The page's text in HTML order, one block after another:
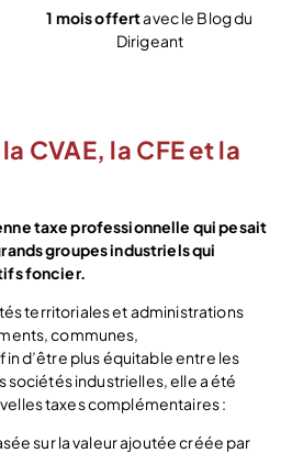
1 mois offertavec le Blog du
Dirigeant
CVAE, la CFE et la
taxe professionnelle qui pesait
groupes industriels qui
foncier.
territoriales et administrations
communes,
d’être plus équitable entre les
sociétés industrielles, elle a été
taxes complémentaires :
sur la valeur ajoutée créée par